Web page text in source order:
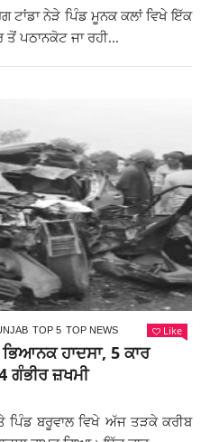
ਟਾਂਡਾ ਨੇੜੇ ਪਿੰਡ ਮੂਨਕ ਕਲਾਂ ਵਿਖੇ ਇੱਕ
ਪਠਾਨਕੋਟ ਜਾ ਰਹੀ...
TOP 5 TOP NEWS Like
ਹਾਦਸਾ, 5 ਕਾਰ
ਗੰਭੀਰ ਜ਼ਖਮੀ
ਪਿੰਡ ਬਰੂਵਾਲ ਵਿਖੇ ਅੱਜ ਤੜਕੇ ਕਰੀਬ